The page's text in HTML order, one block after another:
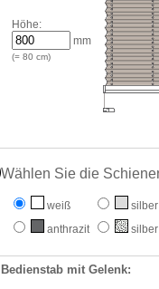
Höhe:
mm
(= 80 cm)
Wählen Sie die
weiß
silber
anthrazit
Bedienstab mit Gelenk: